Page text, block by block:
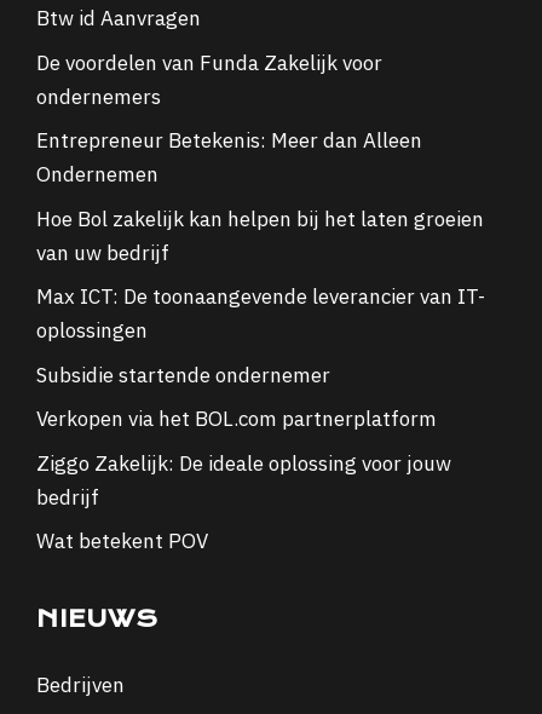
Btw id Aanvragen
De voordelen van Funda Zakelijk voor
ondernemers
Entrepreneur Betekenis: Meer dan Alleen
Ondernemen
Hoe Bol zakelijk kan helpen bij het laten groeien
van uw bedrijf
Max ICT: De toonaangevende leverancier van IT-
oplossingen
Subsidie startende ondernemer
Verkopen via het BOL.com partnerplatform
Ziggo Zakelijk: De ideale oplossing voor jouw
bedrijf
Wat betekent POV
NIEUWS
Bedrijven